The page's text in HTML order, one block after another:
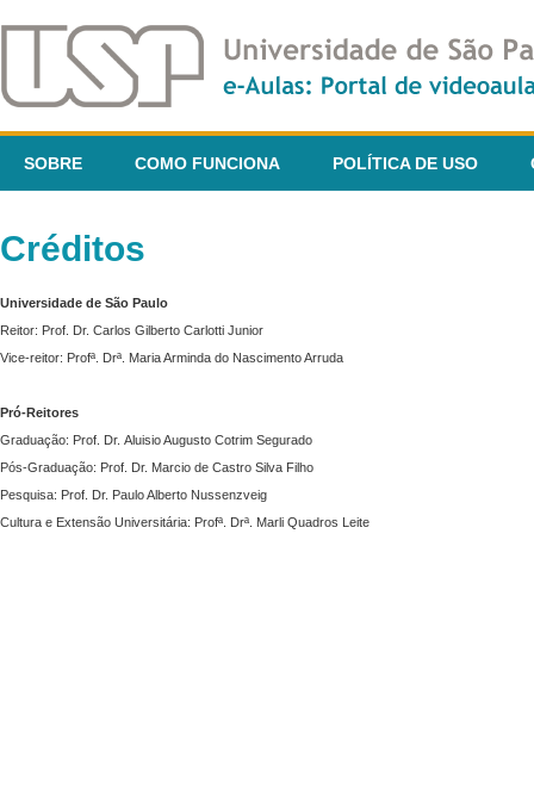
SOBRE COMO FUNCIONA POLÍTICA DE USO
Créditos
Universidade de São Paulo
Reitor: Prof. Dr. Carlos Gilberto Carlotti Junior
Vice-reitor: Profª. Drª. Maria Arminda do Nascimento Arruda
Pró-Reitores
Graduação: Prof. Dr. Aluisio Augusto Cotrim Segurado
Pós-Graduação: Prof. Dr. Marcio de Castro Silva Filho
Pesquisa: Prof. Dr. Paulo Alberto Nussenzveig
Cultura e Extensão Universitária: Profª. Drª. Marli Quadros Leite